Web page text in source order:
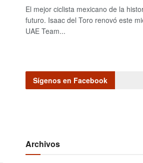
El mejor ciclista mexicano de la
futuro. Isaac del Toro renovó este
UAE Team...
Sígenos en Facebook
Archivos